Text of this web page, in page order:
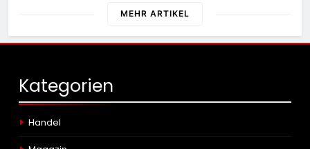
MEHR ARTIKEL
Kategorien
Handel